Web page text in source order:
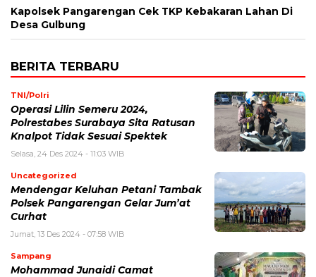
Kapolsek Pangarengan Cek TKP Kebakaran Lahan Di
Desa Gulbung
BERITA TERBARU
TNI/Polri
Operasi Lilin Semeru 2024,
Polrestabes Surabaya Sita Ratusan
Knalpot Tidak Sesuai Spektek
Selasa, 24 Des 2024 - 11:03 WIB
Uncategorized
Mendengar Keluhan Petani Tambak
Polsek Pangarengan Gelar Jum’at
Curhat
Jumat, 13 Des 2024 - 07:58 WIB
Sampang
Mohammad Junaidi Camat